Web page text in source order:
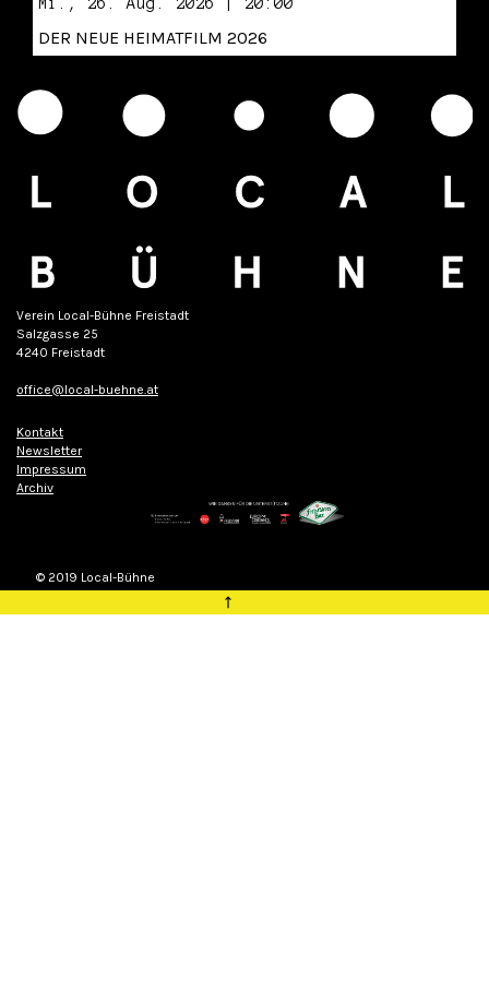
DER NEUE HEIMATFILM 2026
Verein Local-Bühne Freistadt
Salzgasse 25
4240 Freistadt
office@local-buehne.at
Kontakt
Newsletter
Impressum
Archiv
© 2019 Local-Bühne